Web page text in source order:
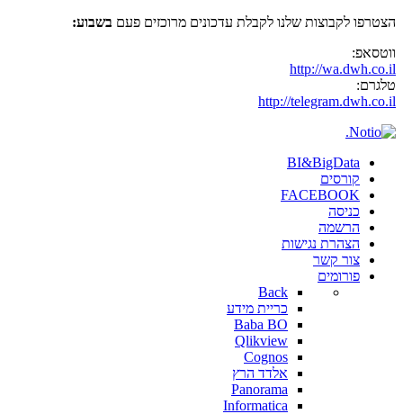
הצטרפו לקבוצות שלנו לקבלת עדכונים מרוכזים פעם בשבוע:
ווטסאפ:
http://wa.dwh.co.il
טלגרם:
http://telegram.dwh.co.il
BI&BigData
קורסים
FACEBOOK
כניסה
הרשמה
הצהרת נגישות
צור קשר
פורומים
Back
כריית מידע
Baba BO
Qlikview
Cognos
אלדד הרץ
Panorama
Informatica